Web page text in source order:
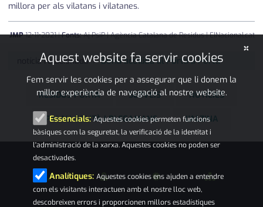
millora per als vilatans i vilatanes.
JMP12•11•2021|Fonts:Aj PsiP | Agència Catalana de Residus | ElNacional.cat
notícia relacionada Bona acollida al Porta a Porta
RESIDUS PORTA SERVEIS NOTÍCIES
PALAU-SOLITÀ I PLEGAMANS L'ALZINA
×
Aquest website fa servir cookies
Fem servir les cookies per a assegurar que li donem la
millor experiència de navegació al nostre website.
Essencials: Aquestes cookies permeten funcions
bàsiques com la seguretat, la verificació de la identitat i
l'administració de la xarxa. Aquestes cookies no poden ser
desactivades.
Analítiques: Aquestes cookies ens ajuden a entendre
com els visitants interactuen amb el nostre lloc web,
descobreixen errors i proporcionen millors estadístiques